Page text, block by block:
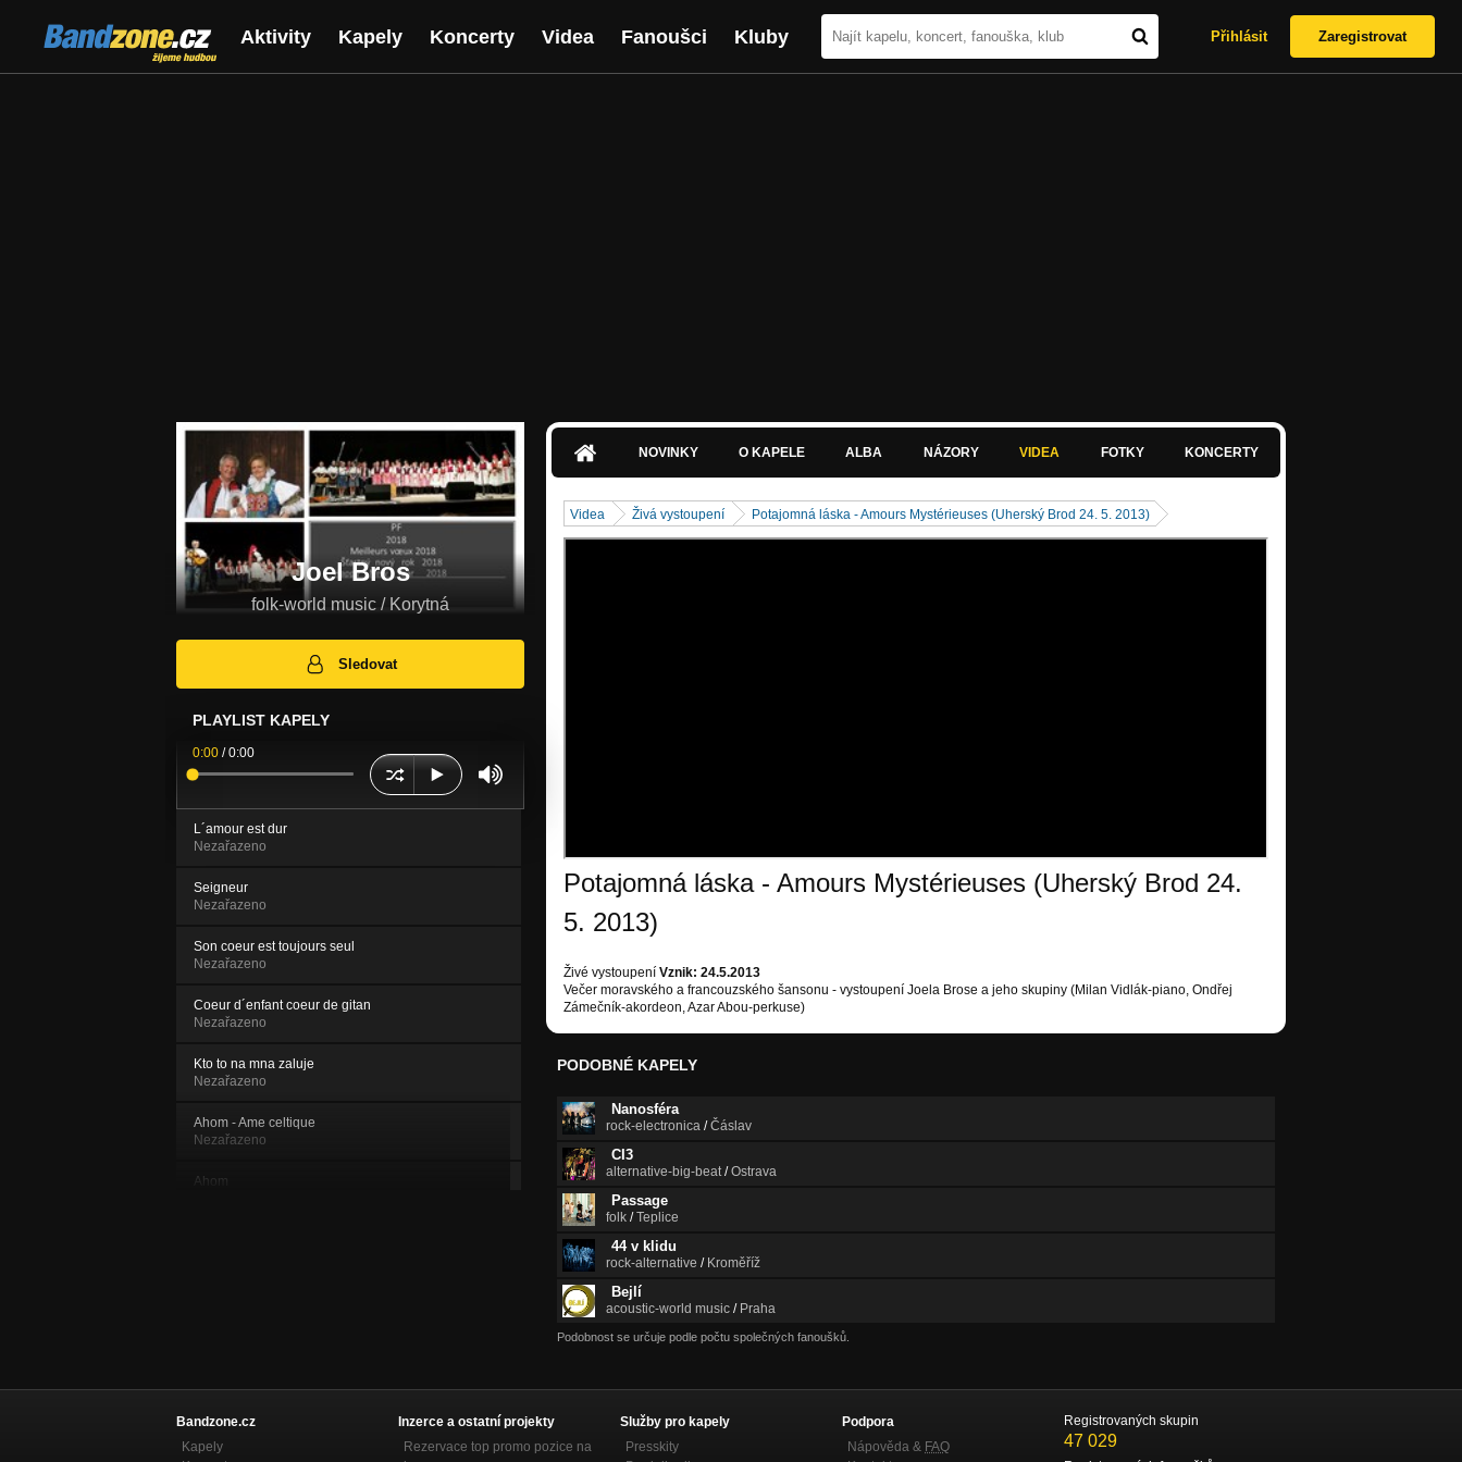
Bandzone.cz
žijeme hudbou
Aktivity Kapely Koncerty Videa Fanoušci Kluby Přihlásit Zaregistrovat
Joel Bros
folk-world music / Korytná
Sledovat
PLAYLIST KAPELY
0:00 /0:00
L´amour est dur
Nezařazeno
Seigneur
Nezařazeno
Son coeur est toujours seul
Nezařazeno
Coeur d´enfant coeur de gitan
Nezařazeno
Kto to na mna zaluje
Nezařazeno
Ahom - Ame celtique
Nezařazeno
Ahom
Le monde est en colere
NOVINKY O KAPELE ALBA NÁZORY VIDEA FOTKY KONCERTY
Videa Živá vystoupení Potajomná láska - Amours Mystérieuses (Uherský Brod 24. 5. 2013)
Potajomná láska - Amours Mystérieuses (Uherský Brod 24.
5. 2013)
Živé vystoupení Vznik: 24.5.2013
Večer moravského a francouzského šansonu - vystoupení Joela Brose a jeho skupiny (Milan Vidlák-piano, Ondřej
Zámečník-akordeon, Azar Abou-perkuse)
PODOBNÉ KAPELY
Nanosféra
rock-electronica /Čáslav
CI3
alternative-big-beat/Ostrava
Passage
folk /Teplice
44 v klidu
rock-alternative / Kroměříž
Bejlí
acoustic-world music / Praha
Podobnost se určuje podle počtu společných fanoušků.
Bandzone.cz
Kapely
Inzerce a ostatní projekty
Rezervace top promo pozice na
Služby pro kapely
Presskity
Podpora
Nápověda & FAQ
Registrovaných skupin
47 029